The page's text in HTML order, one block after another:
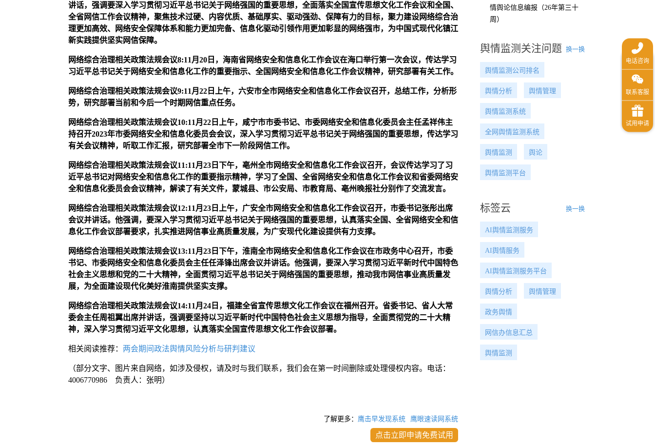
讲话，强调要深入学习贯彻习近平总书记关于网络强国的重要思想，全面落实全国宣传思想文化工作会议和全国、
全省网信工作会议精神，聚焦技术过硬、内容优质、基础厚实、驱动强劲、保障有力的目标，聚力建设网络综合治
理更加高效、网络安全保障体系和能力更加完备、信息化驱动引领作用更加彰显的网络强市，为中国式现代化镇江
新实践提供坚实网信保障。
网络综合治理相关政策法规会议8:11月20日，海南省网络安全和信息化工作会议在海口举行第一次会议，传达学习
习近平总书记关于网络安全和信息化工作的重要指示、全国网络安全和信息化工作会议精神，研究部署有关工作。
网络综合治理相关政策法规会议9:11月22日上午， 六安市全市网络安全和信息化工作会议召开，总结工作，分析形
势，研究部署当前和今后一个时期网信重点任务。
网络综合治理相关政策法规会议10:11月22日上午，咸宁市市委书记、市委网络安全和信息化委员会主任孟祥伟主
持召开2023年市委网络安全和信息化委员会会议，深入学习贯彻习近平总书记关于网络强国的重要思想，传达学习
有关会议精神，听取工作汇报，研究部署全市下一阶段网信工作。
网络综合治理相关政策法规会议11:11月23日下午，亳州全市网络安全和信息化工作会议召开，会议传达学习了习
近平总书记对网络安全和信息化工作的重要指示精神，学习了全国、全省网络安全和信息化工作会议和省委网络安
全和信息化委员会会议精神，解读了有关文件，蒙城县、市公安局、市教育局、亳州晚报社分别作了交流发言。
网络综合治理相关政策法规会议12:11月23日上午，广安全市网络安全和信息化工作会议召开，市委书记张彤出席
会议并讲话。他强调，要深入学习贯彻习近平总书记关于网络强国的重要思想，认真落实全国、全省网络安全和信
息化工作会议部署要求，扎实推进网信事业高质量发展，为广安现代化建设提供有力支撑。
网络综合治理相关政策法规会议13:11月23日下午，淮南全市网络安全和信息化工作会议在市政务中心召开，市委
书记、市委网络安全和信息化委员会主任任泽锋出席会议并讲话。他强调，要深入学习贯彻习近平新时代中国特色
社会主义思想和党的二十大精神，全面贯彻习近平总书记关于网络强国的重要思想，推动我市网信事业高质量发
展，为全面建设现代化美好淮南提供坚实支撑。
网络综合治理相关政策法规会议14:11月24日，福建全省宣传思想文化工作会议在福州召开。省委书记、省人大常
委会主任周祖翼出席并讲话，强调要坚持以习近平新时代中国特色社会主义思想为指导，全面贯彻党的二十大精
神，深入学习贯彻习近平文化思想，认真落实全国宣传思想文化工作会议部署。
相关阅读推荐： 两会期间政法舆情风险分析与研判建议
（部分文字、图片来自网络，如涉及侵权，请及时与我们联系，我们会在第一时间删除或处理侵权内容。电话：
4006770986 负责人：张明）
了解更多： 鹰击早发现系统 鹰眼速读网系统
点击立即申请免费试用
情舆论信息编报（26年第三十
周）
舆情监测关注问题 换一换
舆情监测公司排名
舆情分析 舆情管理
舆情监测系统
全网舆情监测系统
舆情监测 舆论
舆情监测平台
标签云 换一换
AI舆情监测服务
AI舆情服务
AI舆情监测服务平台
舆情分析 舆情管理
政务舆情
网信办信息汇总
舆情监测